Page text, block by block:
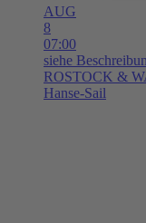
AUG
8
07:00
siehe
ROSTOCK &
Hanse-Sail